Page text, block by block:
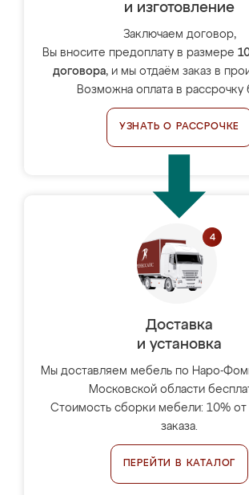
и изготовление
Заключаем договор,
Вы вносите предоплату в размере
договора, и мы отдаём заказ в
Возможна оплата в рассрочку
УЗНАТЬ О РАССРОЧКЕ
Доставка
и установка
Мы доставляем мебель по Наро-
Московской области
Стоимость сборки мебели: 10% от
заказа.
ПЕРЕЙТИ В КАТАЛОГ